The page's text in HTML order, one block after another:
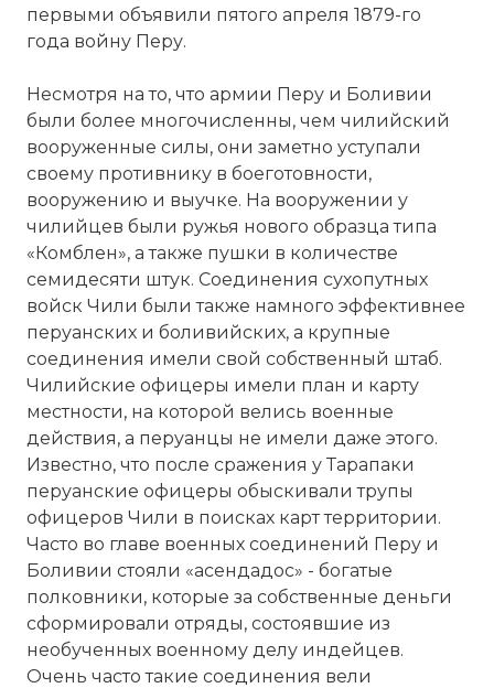
первыми объявили пятого апреля 1879-го
года войну Перу.
Несмотря на то, что армии Перу и Боливии
были более многочисленны, чем чилийский
вооруженные силы, они заметно уступали
своему противнику в боеготовности,
вооружению и выучке. На вооружении у
чилийцев были ружья нового образца типа
«Комблен», а также пушки в количестве
семидесяти штук. Соединения сухопутных
войск Чили были также намного эффективнее
перуанских и боливийских, а крупные
соединения имели свой собственный штаб.
Чилийские офицеры имели план и карту
местности, на которой велись военные
действия, а перуанцы не имели даже этого.
Известно, что после сражения у Тарапаки
перуанские офицеры обыскивали трупы
офицеров Чили в поисках карт территории.
Часто во главе военных соединений Перу и
Боливии стояли «асендадос» - богатые
полковники, которые за собственные деньги
сформировали отряды, состоявшие из
необученных военному делу индейцев.
Очень часто такие соединения вели
На вооружении у чилийцев были ружья
пушки в количестве семидесяти штук.
Вернуться в статью:Вторая
тихоокеанская война